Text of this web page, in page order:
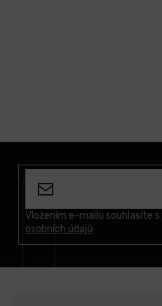
Vložením e-mailu souhlasíte s
osobních údajů